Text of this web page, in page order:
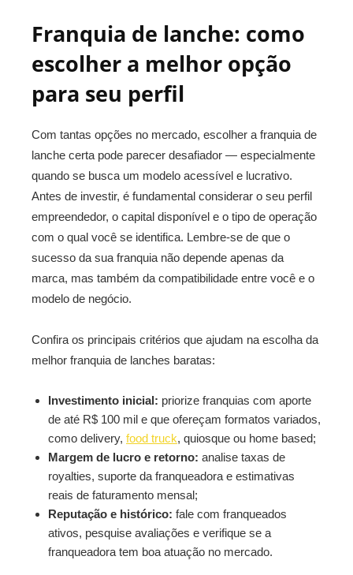
Franquia de lanche: como
escolher a melhor opção
para seu perfil
Com tantas opções no mercado, escolher a franquia de
lanche certa pode parecer desafiador — especialmente
quando se busca um modelo acessível e lucrativo.
Antes de investir, é fundamental considerar o seu perfil
empreendedor, o capital disponível e o tipo de operação
com o qual você se identifica. Lembre-se de que o
sucesso da sua franquia não depende apenas da
marca, mas também da compatibilidade entre você e o
modelo de negócio.
Confira os principais critérios que ajudam na escolha da
melhor franquia de lanches baratas:
Investimento inicial: priorize franquias com aporte
de até R$ 100 mil e que ofereçam formatos variados,
como delivery, food truck, quiosque ou home based;
Margem de lucro e retorno: analise taxas de
royalties, suporte da franqueadora e estimativas
reais de faturamento mensal;
Reputação e histórico: fale com franqueados
ativos, pesquise avaliações e verifique se a
franqueadora tem boa atuação no mercado.